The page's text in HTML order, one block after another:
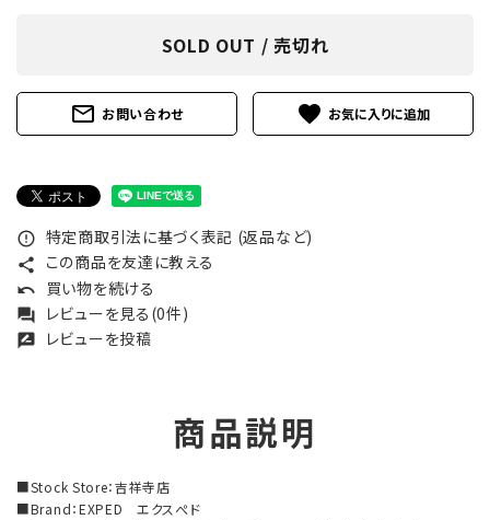
SOLD OUT / 売切れ
mail_outline お問い合わせ favorite
error_outline 特定商取引法に基づく表記 (返品など)
share この商品を友達に教える
undo 買い物を続ける
forum レビューを見る(0件)
rate_review レビューを投稿
商品説明
■Stock Store：吉祥寺店
■Brand：EXPED エクスぺド